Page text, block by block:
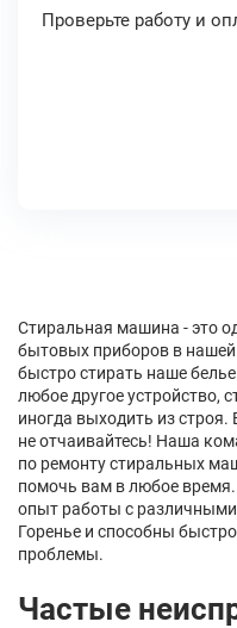
Проверьте работу и
Стиральная машина - это
бытовых приборов в
быстро стирать наше
любое другое устройство,
иногда выходить из
не отчаивайтесь! Наша
по ремонту стиральных
помочь вам в любое
опыт работы с
Горенье и способны
проблемы.
Частые